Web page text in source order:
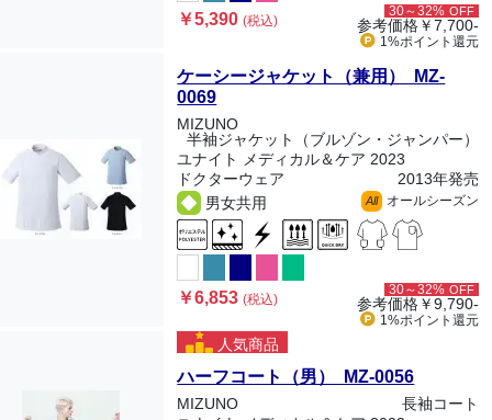
￥5,390(税込)
30～32% OFF
参考価格￥7,700-
1%ポイント 還元
ケーシージャケット（兼用） MZ-
0069
MIZUNO
半袖ジャケット（ブルゾン・ジャンパー）
ユナイト メディカル＆ケア 2023
ドクターウェア
2013年発売
男女共用
All オールシーズン
￥6,853(税込)
30～32% OFF
参考価格￥9,790-
1%ポイント 還元
人気商品
ハーフコート（男） MZ-0056
MIZUNO
長袖コート